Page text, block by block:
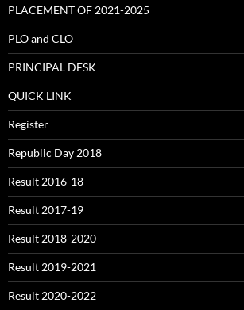
PLACEMENT OF 2021-2025
PLO and CLO
PRINCIPAL DESK
QUICK LINK
Register
Republic Day 2018
Result 2016-18
Result 2017-19
Result 2018-2020
Result 2019-2021
Result 2020-2022